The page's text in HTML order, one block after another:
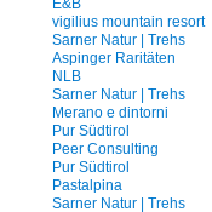
E&B
vigilius mountain resort
Sarner Natur | Trehs
Aspinger Raritäten
NLB
Sarner Natur | Trehs
Merano e dintorni
Pur Südtirol
Peer Consulting
Pur Südtirol
Pastalpina
Sarner Natur | Trehs